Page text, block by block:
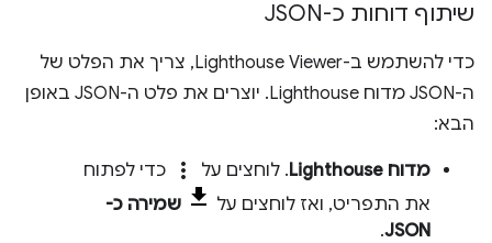
שיתוף דוחות כ-JSON
כדי להשתמש ב-Lighthouse Viewer, צריך את הפלט של
ה-JSON מדוח Lighthouse. יוצרים את פלט ה-JSON באופן
הבא:
מדוח Lighthouse . לוחצים על more_vert
כדי לפתוח
את התפריט, ואז לוחצים על
שמירה כ-
JSON
.